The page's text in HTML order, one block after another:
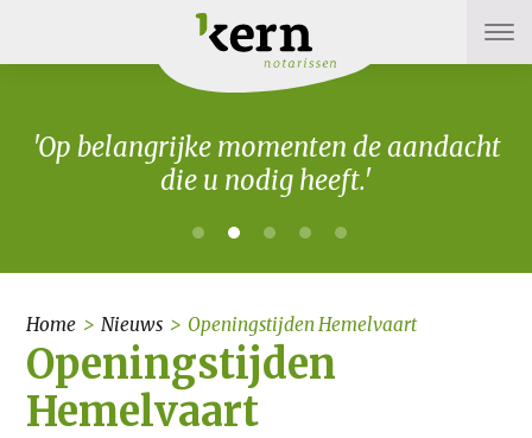
'Op belangrijke momenten de aandacht
die u nodig heeft.'
Home > Nieuws > Openingstijden Hemelvaart
Openingstijden
Hemelvaart